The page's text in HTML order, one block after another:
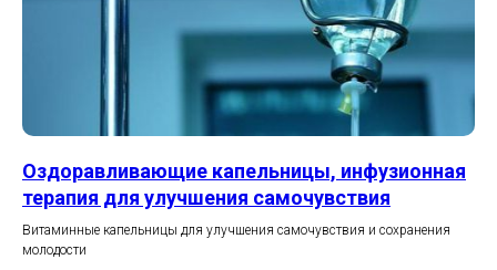
Оздоравливающие капельницы, инфузионная
терапия для улучшения самочувствия
Витаминные капельницы для улучшения самочувствия и сохранения
молодости